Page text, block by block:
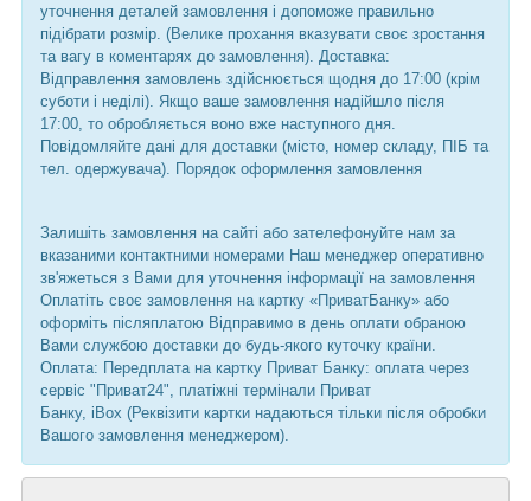
уточнення деталей замовлення і допоможе правильно
підібрати розмір. (Велике прохання вказувати своє зростання
та вагу в коментарях до замовлення). Доставка:
Відправлення замовлень здійснюється щодня до 17:00 (крім
суботи і неділі). Якщо ваше замовлення надійшло після
17:00, то обробляється воно вже наступного дня.
Повідомляйте дані для доставки (місто, номер складу, ПІБ та
тел. одержувача). Порядок оформлення замовлення
Залишіть замовлення на сайті або зателефонуйте нам за
вказаними контактними номерами Наш менеджер оперативно
зв'яжеться з Вами для уточнення інформації на замовлення
Оплатіть своє замовлення на картку «ПриватБанку» або
оформіть післяплатою Відправимо в день оплати обраною
Вами службою доставки до будь-якого куточку країни.
Оплата: Передплата на картку Приват Банку: оплата через
сервіс "Приват24", платіжні термінали Приват
Банку, iBox (Реквізити картки надаються тільки після обробки
Вашого замовлення менеджером).